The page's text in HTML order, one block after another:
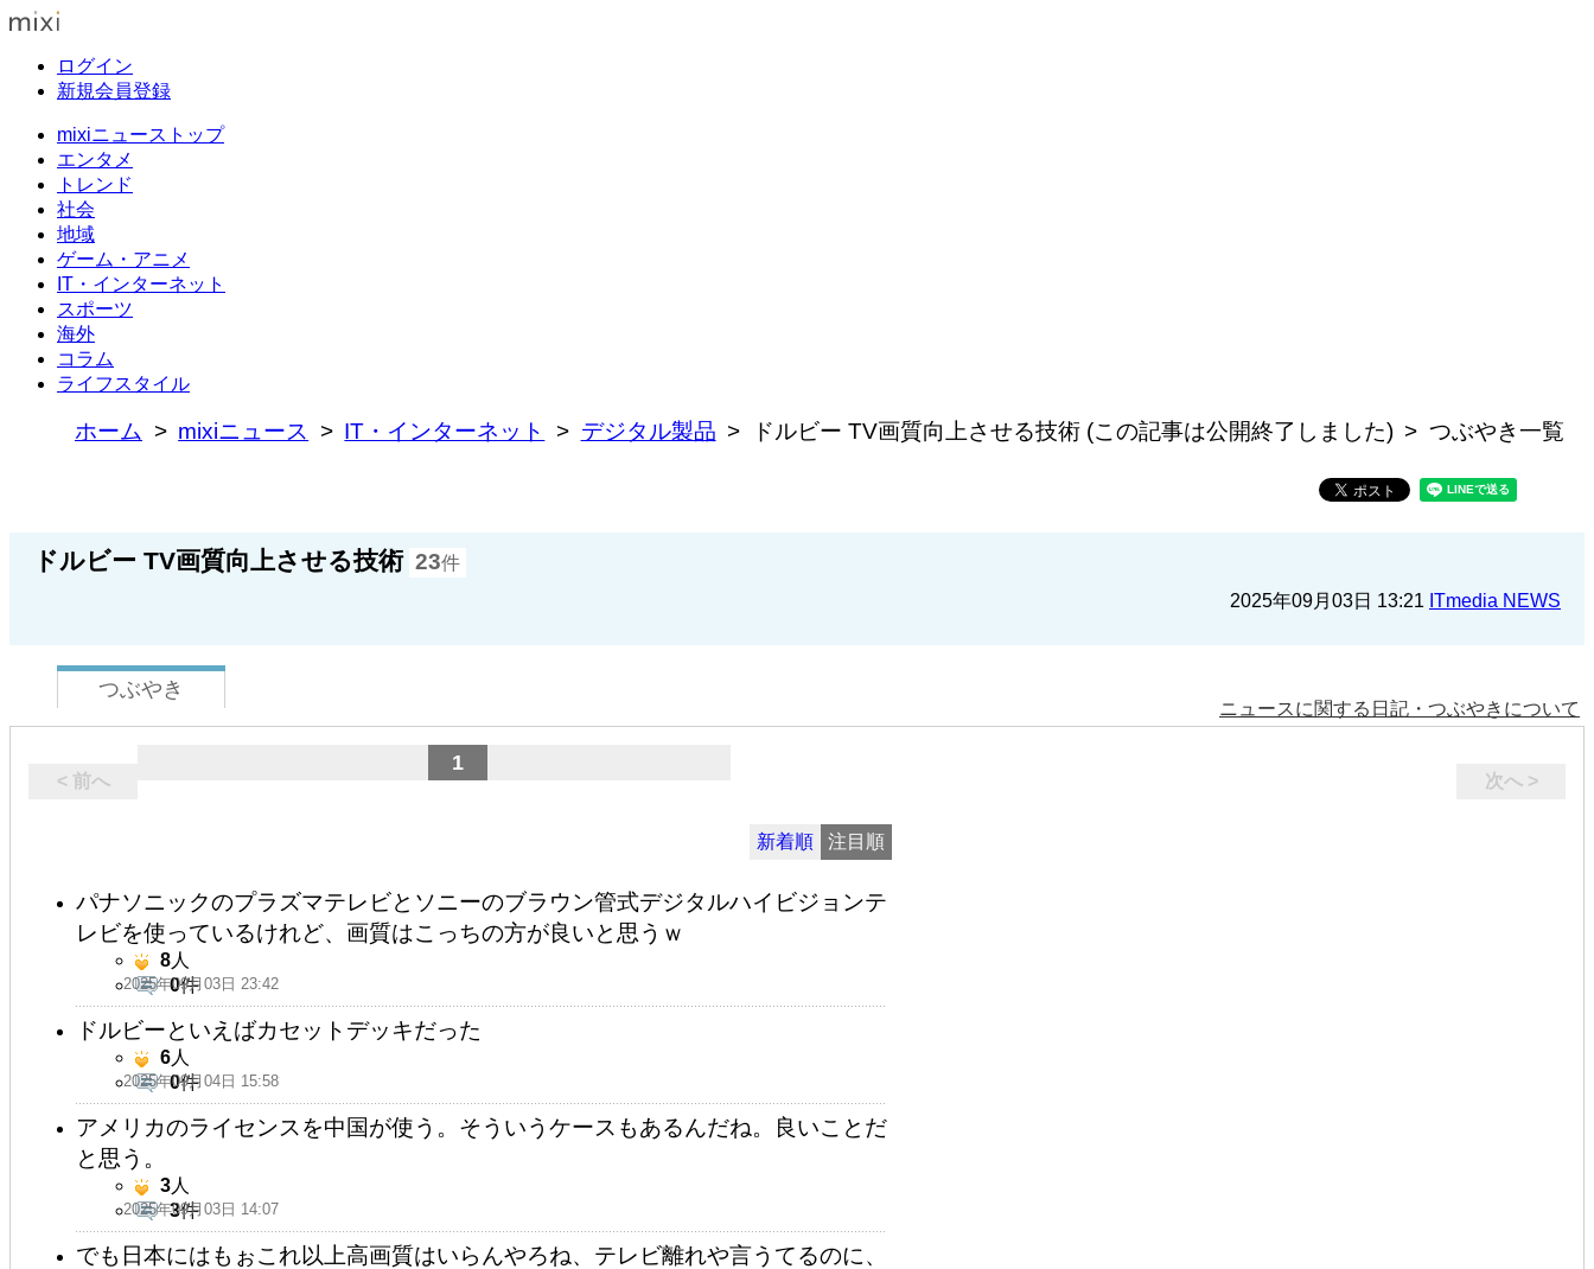
ログイン
新規会員登録
mixiニューストップ
エンタメ
トレンド
社会
地域
ゲーム・アニメ
IT・インターネット
スポーツ
海外
コラム
ライフスタイル
ホーム mixiニュース IT・インターネット デジタル製品 ドルビー TV画質向上させる技術 (この記事は公開終了しました) つぶやき一覧
ドルビー TV画質向上させる技術 23件
2025年09月03日 13:21 ITmedia NEWS
つぶやき
ニュースに関する日記・つぶやきについて
< 前へ
1
次へ >
新着順 注目順
パナソニックのプラズマテレビとソニーのブラウン管式デジタルハイビジョンテ
レビを使っているけれど、画質はこっちの方が良いと思うｗ
2025年09月03日 23:42
8人
0件
ドルビーといえばカセットデッキだった
2025年09月04日 15:58
6人
0件
アメリカのライセンスを中国が使う。そういうケースもあるんだね。良いことだ
と思う。
2025年09月03日 14:07
3人
3件
でも日本にはもぉこれ以上高画質はいらんやろね、テレビ離れや言うてるのに、